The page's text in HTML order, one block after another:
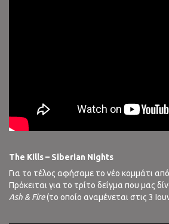
The Kills – Siberian Nights
Για το τέλος αφήσαμε το νέο κομμάτι
Πρόκειται για το τρίτο δείγμα που μας
Ash & Fire(το οποίο αναμένεται στις 3